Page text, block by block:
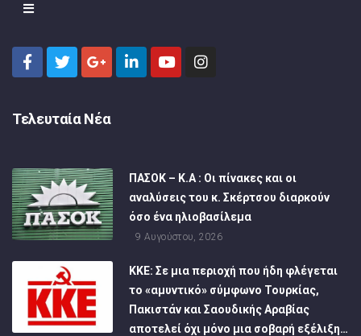
Τελευταία Νέα
ΠΑΣΟΚ – Κ.Α : Οι πίνακες και οι
αναλύσεις του κ. Σκέρτσου διαρκούν
όσο ένα ηλιοβασίλεμα
9 Αυγούστου, 2026
ΚΚΕ: Σε μια περιοχή που ήδη φλέγεται
το «αμυντικό» σύμφωνο Τουρκίας,
Πακιστάν και Σαουδικής Αραβίας
αποτελεί όχι μόνο μια σοβαρή εξέλιξη…